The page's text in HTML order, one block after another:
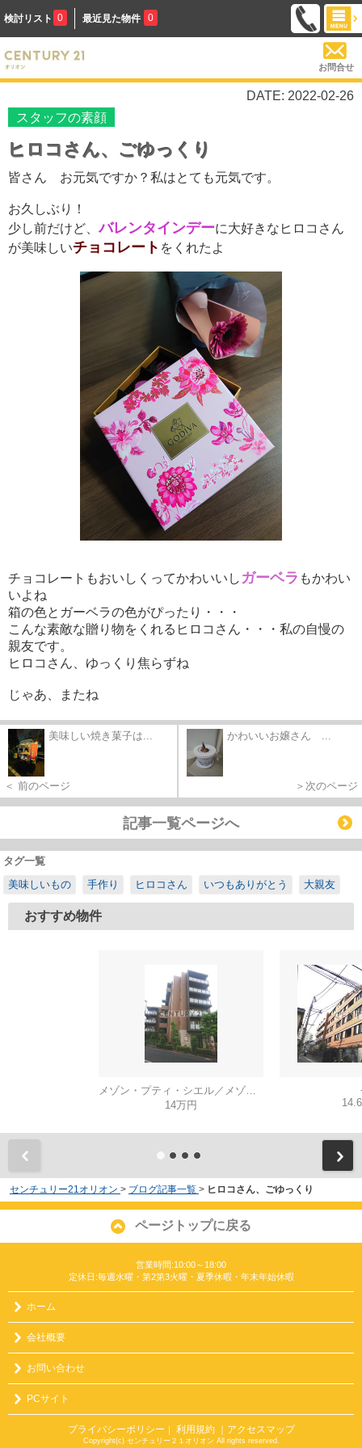
検討リスト 0 最近見た物件 0
お問合せ
DATE: 2022-02-26
スタッフの素顔
ヒロコさん、ごゆっくり
皆さん お元気ですか？私はとても元気です。
お久しぶり！
少し前だけど、バレンタインデーに大好きなヒロコさん
が美味しいチョコレート をくれたよ
チョコレートもおいしくってかわいいし ガーベラ もかわい
いよね
箱の色とガーベラの色がぴったり・・・
こんな素敵な贈り物をくれるヒロコさん・・・私の自慢の
親友です。
ヒロコさん、ゆっくり焦らずね
じゃあ、 またね
美味しい焼き菓子は...
＜ 前のページ
かわいいお嬢さん ...
＞次のページ
記事一覧ページへ
タグ一覧
美味しいもの
手作り ヒロコさん いつもありがとう 大親友
おすすめ物件
14万円
センチュリー21オリオン > ブログ記事一覧 > ヒロコさん、ごゆっくり
ページトップに戻る
営業時間:10:00～18:00
定休日:毎週水曜・第2第3火曜・夏季休暇・年末年始休暇
ホーム
会社概要
お問い合わせ
PCサイト
プライバシーポリシー ｜ 利用規約 ｜アクセスマップ
Copyright(c) センチュリー２１オリオン All rights reserved.